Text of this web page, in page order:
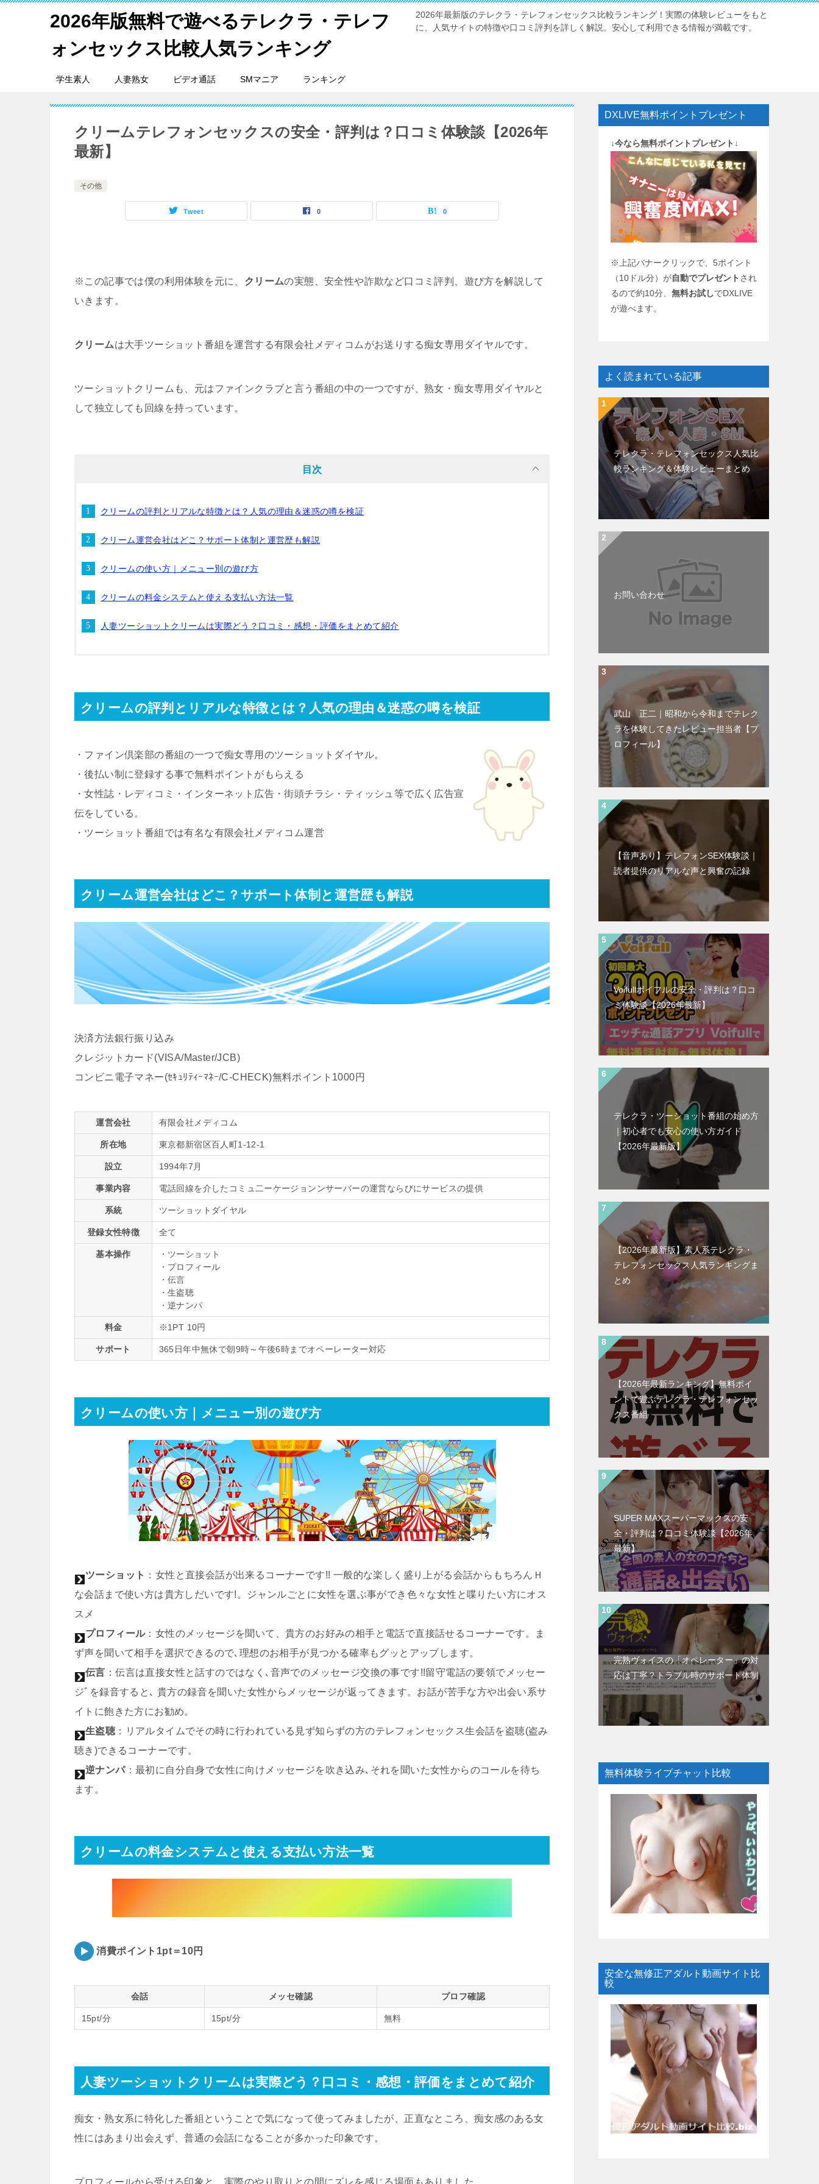
2026年版無料で遊べるテレクラ・テレフ
ォンセックス比較人気ランキング
2026年最新版のテレクラ・テレフォンセックス比較ランキング！実際の体験レビューをもと
に、人気サイトの特徴や口コミ評判を詳しく解説。安心して利用できる情報が満載です。
学生素人 人妻熟女 ビデオ通話 SMマニア ランキング
クリームテレフォンセックスの安全・評判は？口コミ体験談【2026年
最新】
その他
Tweet 0 0
※この記事では僕の利用体験を元に、 クリームの実態、安全性や詐欺など口コミ評判、遊び方を解説して
いきます。
クリームは大手ツーショット番組を運営する有限会社メディコムがお送りする痴女専用ダイヤルです。
ツーショットクリームも、元はファインクラブと言う番組の中の一つですが、熟女・痴女専用ダイヤルと
して独立しても回線を持っています。
目次
クリームの評判とリアルな特徴とは？人気の理由＆迷惑の噂を検証
クリーム運営会社はどこ？サポート体制と運営歴も解説
クリームの使い方｜メニュー別の遊び方
クリームの料金システムと使える支払い方法一覧
人妻ツーショットクリームは実際どう？口コミ・感想・評価をまとめて紹介
クリームの評判とリアルな特徴とは？人気の理由＆迷惑の噂を検証
・ファイン倶楽部の番組の一つで痴女専用のツーショットダイヤル。
・後払い制に登録する事で無料ポイントがもらえる
・女性誌・レディコミ・インターネット広告・街頭チラシ・ティッシュ等で広く広告宣
伝をしている。
・ツーショット番組では有名な有限会社メディコム運営
クリーム運営会社はどこ？サポート体制と運営歴も解説
決済方法銀行振り込み
クレジットカード(VISA/Master/JCB)
コンビニ電子マネー(ｾｷｭﾘﾃｨｰﾏﾈｰ/C-CHECK)無料ポイント1000円
運営会社 有限会社メディコム
所在地 東京都新宿区百人町1-12-1
設立 1994年7月
事業内容 電話回線を介したコミュ二ーケージョンンサーバーの運営ならびにサービスの提供
系統 ツーショットダイヤル
登録女性特徴 全て
基本操作
・ツーショット
・プロフィール
・伝言
・生盗聴
・逆ナンパ
料金 ※1PT 10円
サポート 365日年中無休で朝9時～午後6時までオペーレーター対応
クリームの使い方｜メニュー別の遊び方
ツーショット ：女性と直接会話が出来るコーナーです!! 一般的な楽しく盛り上がる会話からもちろんＨ
な会話まで使い方は貴方しだいです!。ジャンルごとに女性を選ぶ事ができ色々な女性と喋りたい方にオス
スメ
プロフィール：女性のメッセージを聞いて、貴方のお好みの相手と電話で直接話せるコーナーです。ま
ず声を聞いて相手を選択できるので､理想のお相手が見つかる確率もグッとアップします。
伝言 ：伝言は直接女性と話すのではなく､音声でのメッセージ交換の事です!!留守電話の要領でメッセー
ジﾞを録音すると､ 貴方の録音を聞いた女性からメッセージが返ってきます。お話が苦手な方や出会い系サ
イトに飽きた方にお勧め。
生盗聴 ：リアルタイムでその時に行われている見ず知らずの方のテレフォンセックス生会話を盗聴(盗み
聴き)できるコーナーです。
逆ナンパ：最初に自分自身で女性に向けメッセージを吹き込み､それを聞いた女性からのコールを待ち
ます。
クリームの料金システムと使える支払い方法一覧
消費ポイント1pt＝10円
会話 メッセ確認 プロフ確認
15pt/分 15pt/分 無料
人妻ツーショットクリームは実際どう？口コミ・感想・評価をまとめて紹介
痴女・熟女系に特化した番組ということで気になって使ってみましたが、正直なところ、痴女感のある女
性にはあまり出会えず、普通の会話になることが多かった印象です。
プロフィールから受ける印象と、実際のやり取りとの間にズレを感じる場面もありました。
DXLIVE無料ポイントプレゼント
↓今なら無料ポイントプレゼント↓
※上記バナークリックで、5ポイント
（10ドル分）が自動でプレゼント され
るので約10分、 無料お試しでDXLIVE
が遊べます。
よく読まれている記事
テレクラ・テレフォンセックス人気比
較ランキング＆体験レビューまとめ
お問い合わせ
武山 正二｜昭和から令和までテレク
ラを体験してきたレビュー担当者【プ
ロフィール】
【音声あり】テレフォンSEX体験談｜
読者提供のリアルな声と興奮の記録
Voifullボイフルの安全・評判は？口コ
ミ体験談【2026年最新】
テレクラ・ツーショット番組の始め方
｜初心者でも安心の使い方ガイド
【2026年最新版】
【2026年最新版】素人系テレクラ・
テレフォンセックス人気ランキングま
とめ
【2026年最新ランキング】無料ポイ
ントで遊ぶテレクラ・テレフォンセッ
クス番組
SUPER MAXスーパーマックスの安
全・評判は？口コミ体験談【2026年
最新】
完熟ヴォイスの「オペレーター」の対
応は丁寧？トラブル時のサポート体制
無料体験ライブチャット比較
安全な無修正アダルト動画サイト比
較